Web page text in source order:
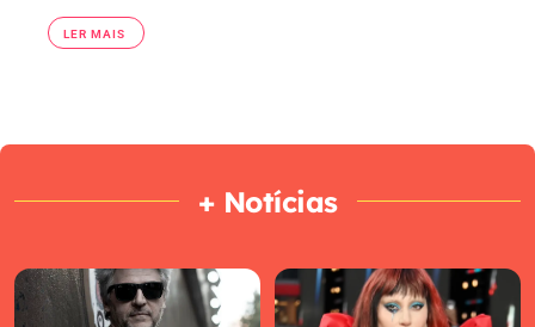
LER MAIS
+ Notícias